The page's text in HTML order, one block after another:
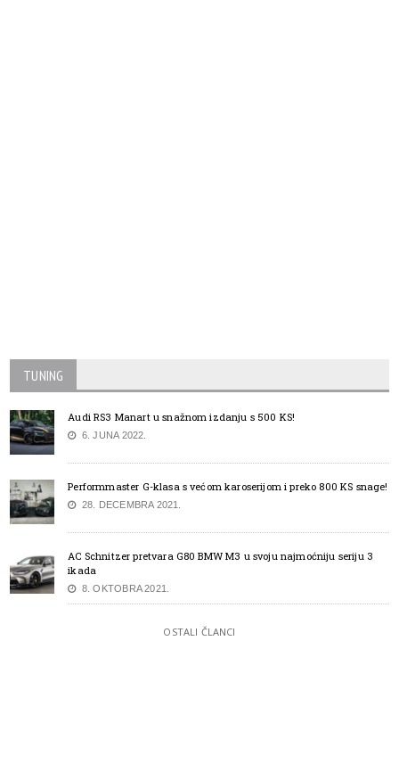
TUNING
Audi RS3 Manart u snažnom izdanju s 500 KS!
6. JUNA 2022.
Performmaster G-klasa s većom karoserijom i preko 800 KS snage!
28. DECEMBRA 2021.
AC Schnitzer pretvara G80 BMW M3 u svoju najmoćniju seriju 3
ikada
8. OKTOBRA 2021.
OSTALI ČLANCI